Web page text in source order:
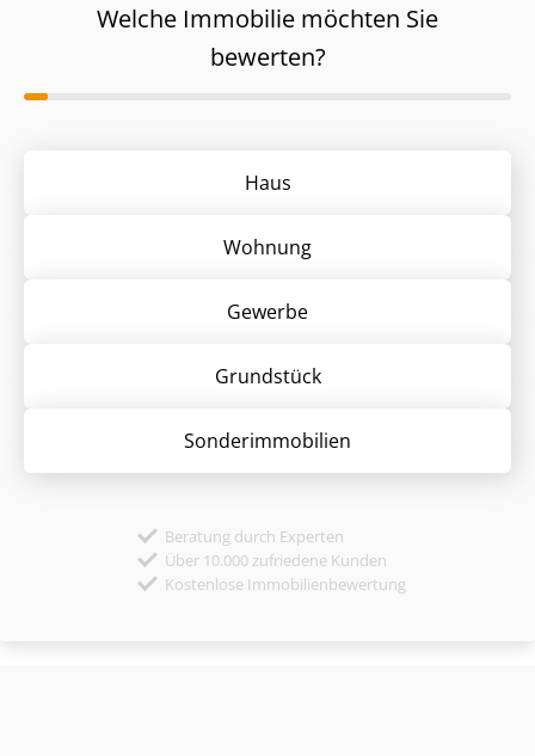
Welche Immobilie möchten Sie
bewerten?
Haus
Wohnung
Gewerbe
Grund­stück
Sonder­immobilien
Beratung durch Experten
Über 10.000 zufriedene Kunden
Kostenlose Immobilienbewertung